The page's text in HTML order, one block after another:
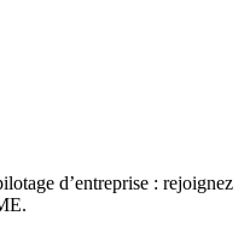
dʼentreprise : rejoignez